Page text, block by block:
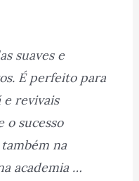
suaves e
É perfeito para
revivais
o sucesso
na
academia …